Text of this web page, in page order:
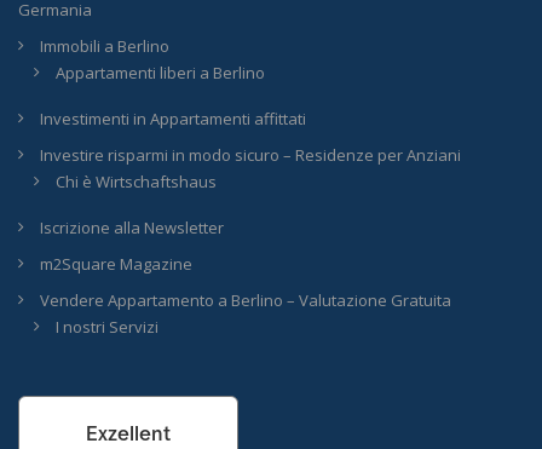
Germania
Immobili a Berlino
Appartamenti liberi a Berlino
Investimenti in Appartamenti affittati
Investire risparmi in modo sicuro – Residenze per Anziani
Chi è Wirtschaftshaus
Iscrizione alla Newsletter
m2Square Magazine
Vendere Appartamento a Berlino – Valutazione Gratuita
I nostri Servizi